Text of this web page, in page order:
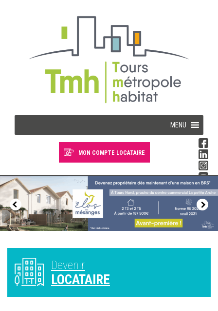
MENU
MON COMPTE LOCATAIRE
Devenir locataire Devenir propriétaire
Je suis locataire
Devenir
LOCATAIRE